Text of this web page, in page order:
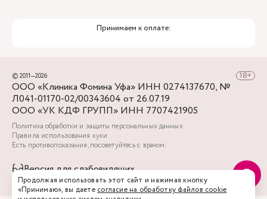
Принимаем к оплате:
© 2011—2026
ООО «Клиника Фомина Уфа» ИНН 0274137670, №
Л041-01170-02/00343604 от 26.07.19
ООО «УК КДФ ГРУПП» ИНН 7707421905
Политика обработки и защиты персональных данных
Правила использования куки
Есть противопоказания, посоветуйтесь с врачом.
Версия для слабовидящих